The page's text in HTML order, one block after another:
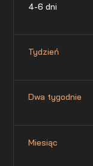
4-6 dni
Tydzień
Dwa tygodnie
Miesiąc